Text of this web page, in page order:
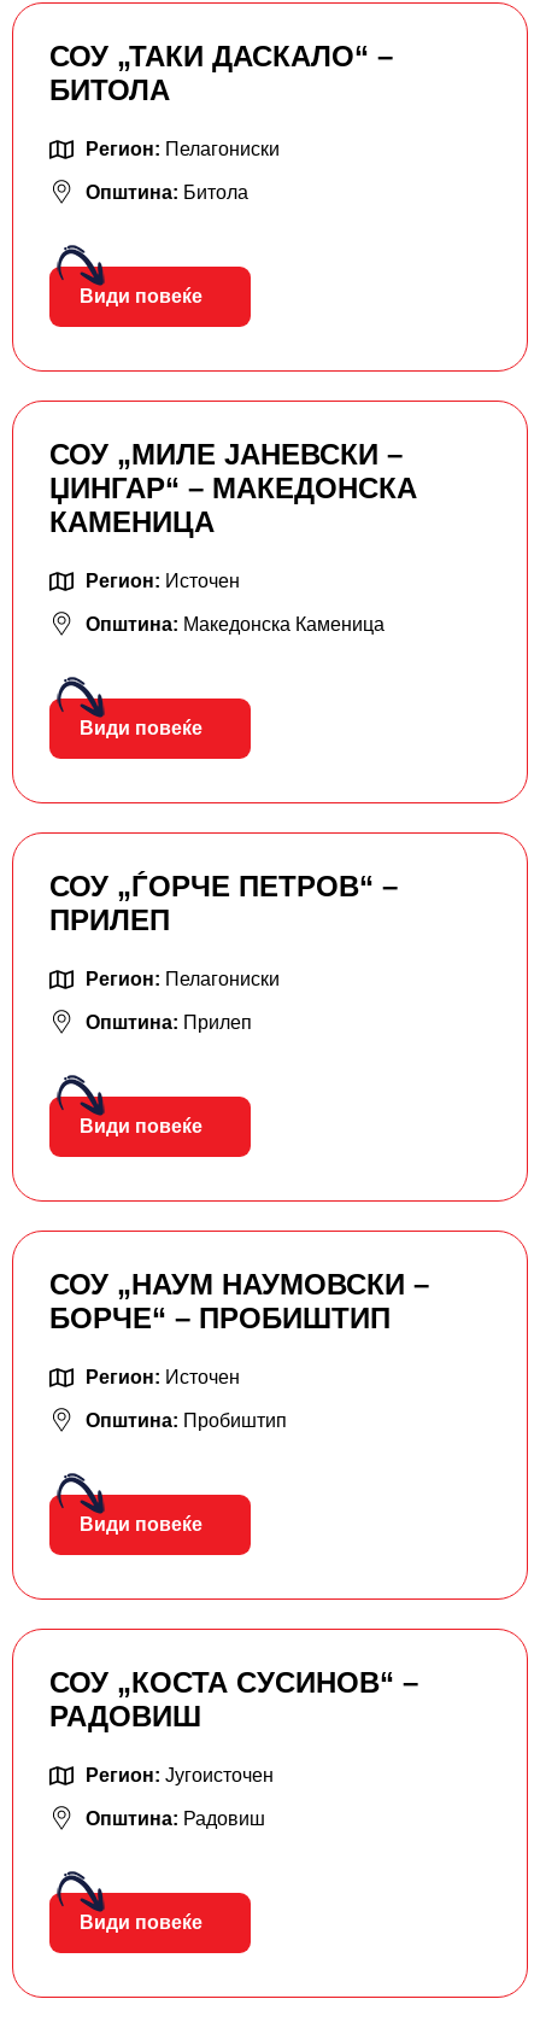
СОУ „ТАКИ ДАСКАЛО“ –
БИТОЛА
Регион: Пелагониски
Општина: Битола
Види повеќе
СОУ „МИЛЕ ЈАНЕВСКИ –
ЏИНГАР“ – МАКЕДОНСКА
КАМЕНИЦА
Регион: Источен
Општина: Македонска Каменица
Види повеќе
СОУ „ЃОРЧЕ ПЕТРОВ“ –
ПРИЛЕП
Регион: Пелагониски
Општина: Прилеп
Види повеќе
СОУ „НАУМ НАУМОВСКИ –
БОРЧЕ“ – ПРОБИШТИП
Регион: Источен
Општина: Пробиштип
Види повеќе
СОУ „КОСТА СУСИНОВ“ –
РАДОВИШ
Регион: Југоисточен
Општина: Радовиш
Види повеќе